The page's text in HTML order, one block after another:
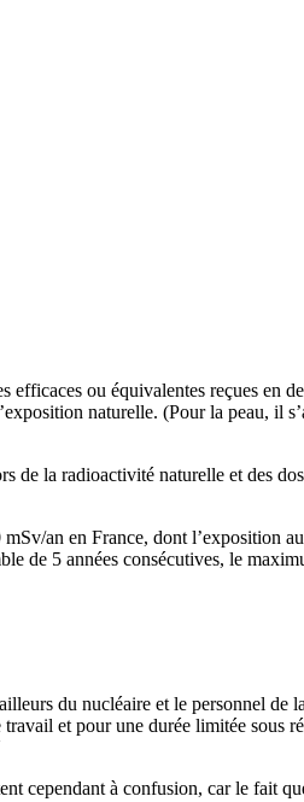
efficaces ou équivalentes reçues en
naturelle. (Pour la peau, il
la radioactivité naturelle et des
an en France, dont l’exposition
de 5 années consécutives, le
du nucléaire et le personnel de
et pour une durée limitée sous
cependant à confusion, car le fait